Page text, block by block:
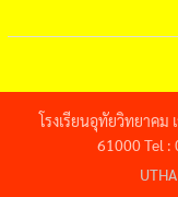
โรงเรียนอุทัยวิทยาคม
61000 Tel :